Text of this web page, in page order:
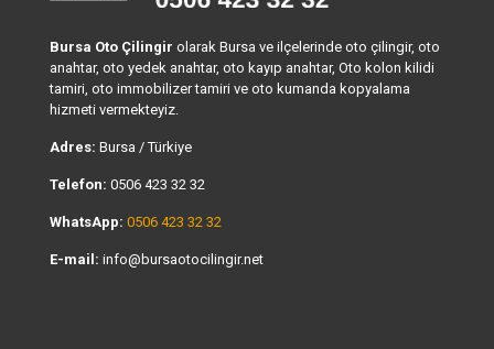
Bursa Oto Çilingir olarak Bursa ve ilçelerinde oto çilingir, oto
anahtar, oto yedek anahtar, oto kayıp anahtar, Oto kolon kilidi
tamiri, oto immobilizer tamiri ve oto kumanda kopyalama
hizmeti vermekteyiz.
Adres: Bursa / Türkiye
Telefon: 0506 423 32 32
WhatsApp: 0506 423 32 32
E-mail: info@bursaotocilingir.net